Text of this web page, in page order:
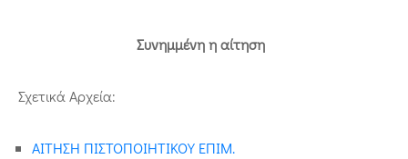
Συνημμένη η αίτηση
Σχετικά Αρχεία:
ΑΙΤΗΣΗ ΠΙΣΤΟΠΟΙΗΤΙΚΟΥ ΕΠΙΜ.